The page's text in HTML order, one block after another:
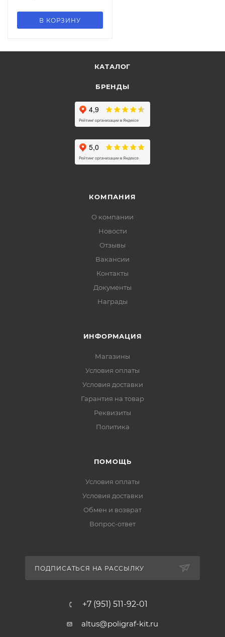
В КОРЗИНУ
КАТАЛОГ
БРЕНДЫ
КОМПАНИЯ
О компании
Новости
Отзывы
Вакансии
Контакты
Документы
Награды
ИНФОРМАЦИЯ
Магазины
Условия оплаты
Условия доставки
Гарантия на товар
Реквизиты
Политика
ПОМОЩЬ
Условия оплаты
Условия доставки
Обмен и возврат
Вопрос-ответ
ПОДПИСАТЬСЯ НА РАССЫЛКУ
+7 (951) 511-92-01
altus@poligraf-kit.ru